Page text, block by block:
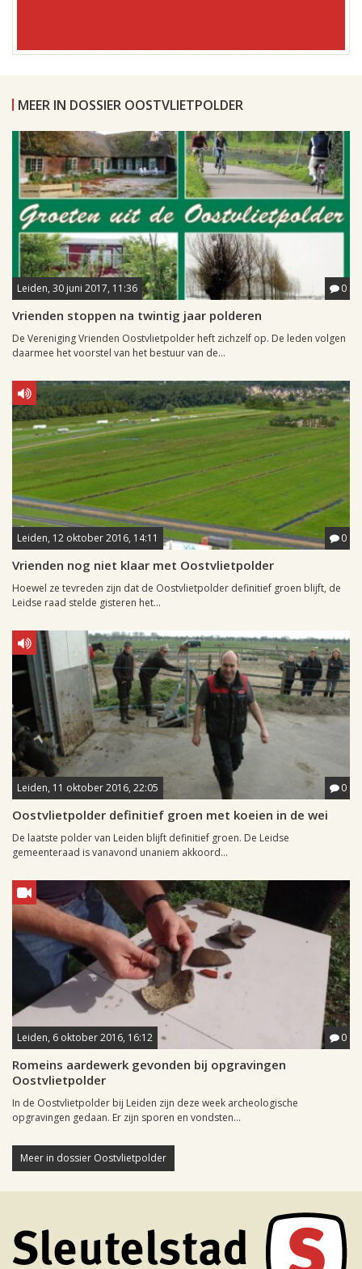
MEER IN DOSSIER OOSTVLIETPOLDER
Leiden, 30 juni 2017, 11:36 0
Vrienden stoppen na twintig jaar polderen
De Vereniging Vrienden Oostvlietpolder heft zichzelf op. De leden volgen
daarmee het voorstel van het bestuur van de...
Leiden, 12 oktober 2016, 14:11 0
Vrienden nog niet klaar met Oostvlietpolder
Hoewel ze tevreden zijn dat de Oostvlietpolder definitief groen blijft, de
Leidse raad stelde gisteren het...
Leiden, 11 oktober 2016, 22:05 0
Oostvlietpolder definitief groen met koeien in de wei
De laatste polder van Leiden blijft definitief groen. De Leidse
gemeenteraad is vanavond unaniem akkoord...
Leiden, 6 oktober 2016, 16:12 0
Romeins aardewerk gevonden bij opgravingen
Oostvlietpolder
In de Oostvlietpolder bij Leiden zijn deze week archeologische
opgravingen gedaan. Er zijn sporen en vondsten...
Meer in dossier Oostvlietpolder